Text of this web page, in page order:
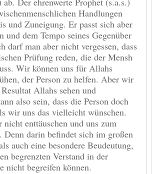
Handlungen
und Zuneigung. Er passt sich aber
und dem Tempo seines Gegenüber
darf man aber nicht vergessen, dass
Prüfung reden, die der Mensh
Wir können uns für Allahs
der Person zu helfen. Aber wir
Allahs sehen und
also sein, dass die Person doch
wir uns das vielleicht wünschen.
nicht enttäuschen und uns zum
Denn darin befindet sich im großen
auch eine besondere Beudeutung,
begrenzten Verstand in der
nicht begreifen können.